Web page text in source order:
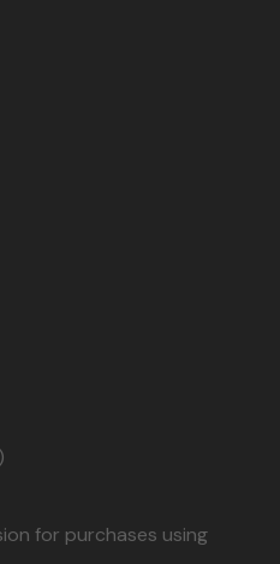
for purchases using